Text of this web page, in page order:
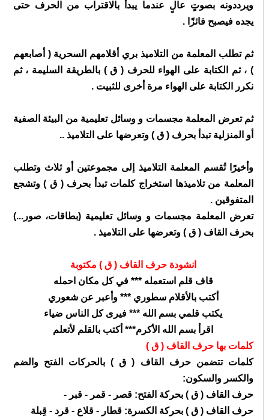
ويرددونه بصوتٍ عالٍ عندما يبدأ بالاقتراب من الحرف حتى
يجده فيصبح فائزًا .
ثم تطلب المعلمة من التلاميذ بري أقلامهم السحرية ( أصابعهم
) ، ثم الكتابة على الهواء للحرف ( ق ) بالطريقة السليمة ، ثم
نكرر الكتابة على الهواء مرة أخرى للثبيت .
ثم تعرض المعلمة مجسمات و وسائل تعليمية من البيئة الصفية
أو المنزلية تبدأ بحرف ( ق ) وتعرضها على التلاميذ ..
وأخيرًا تُقسم المعلمة التلاميذ إلى مجموعتين أو ثلاث وتطلب
المعلمة من تلاميذها استخراج كلمات تبدأ بحرف ( ق ) وتشجع
المتفوقين .
تعرض المعلمة مجسمات و وسائل تعليمية (بطاقات، صور...)
بحرف القاف ( ق ) وتعرضها على التلاميذ .
انشودة حرف القاف ( ق ) مكتوبة
قاف قلم استعمله *** في كل مكان احمله
أكتب بالأقلام سطوري *** وأعبر عن شعوري
يكتب قلمي بسم الله *** فيرى كل الناس ضياء
اقرأ بسم الله الأكرم*** أكتب بالقلم لأتعلم
كلمات بها حرف القاف ( ق )
كلمات تتضمن حرف القاف ( ق ) بالحركات الفتح والضم
والكسر والسكون:
حرف القاف ( ق ) بحركة الفتح: قصر - قمر - قبر -
حرف القاف ( ق ) بحركة الكسرة: قطار - قلاع - قرد - قِبلة